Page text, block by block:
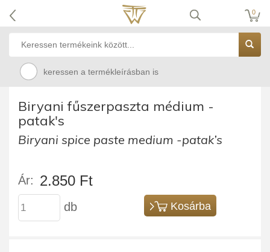
0
keressen a termékleírásban is
Biryani fűszerpaszta médium -
patak's
Biryani spice paste medium -patak’s
Ár: 2.850 Ft
db Kosárba